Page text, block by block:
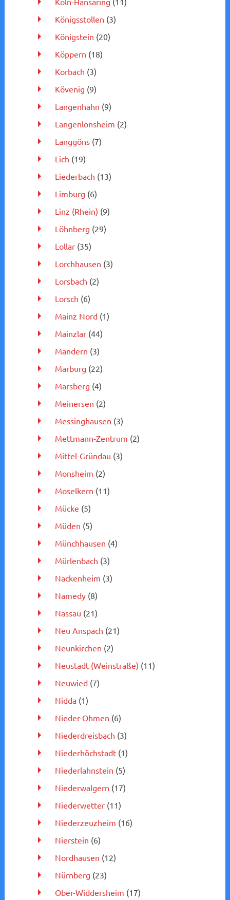
Königsstollen (3)
Königstein (20)
Köppern (18)
Korbach (3)
Kövenig (9)
Langenhahn (9)
Langenlonsheim (2)
Langgöns(7)
Lich (19)
Liederbach (13)
Limburg (6)
Linz (Rhein) (9)
Löhnberg (29)
Lollar(35)
Lorchhausen (3)
Lorsbach (2)
Lorsch (6)
Mainz Nord(1)
Mainzlar(44)
Mandern (3)
Marburg (22)
Marsberg (4)
Meinersen (2)
Messinghausen (3)
Mettmann-Zentrum (2)
Mittel-Gründau (3)
Monsheim (2)
Moselkern (11)
Mücke (5)
Müden (5)
Münchhausen (4)
Mürlenbach (3)
Nackenheim (3)
Namedy(8)
Nassau (21)
Neu Anspach (21)
Neunkirchen (2)
Neustadt (Weinstraße) (11)
Neuwied(7)
Nidda(1)
Nieder-Ohmen (6)
Niederdreisbach (3)
Niederhöchstadt(1)
Niederlahnstein (5)
Niederwalgern (17)
Niederwetter(11)
Niederzeuzheim (16)
Nierstein (6)
Nordhausen (12)
Nürnberg (23)
Ober-Widdersheim (17)